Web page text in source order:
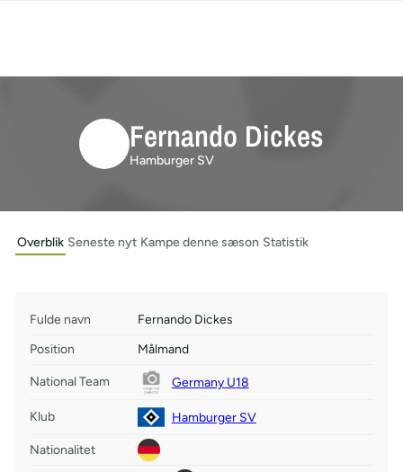
Fernando Dickes
Hamburger SV
Overblik Seneste nyt Kampe denne sæson Statistik
Fulde navn
Fernando Dickes
Position
Målmand
National Team Germany U18
Klub Hamburger SV
Nationalitet